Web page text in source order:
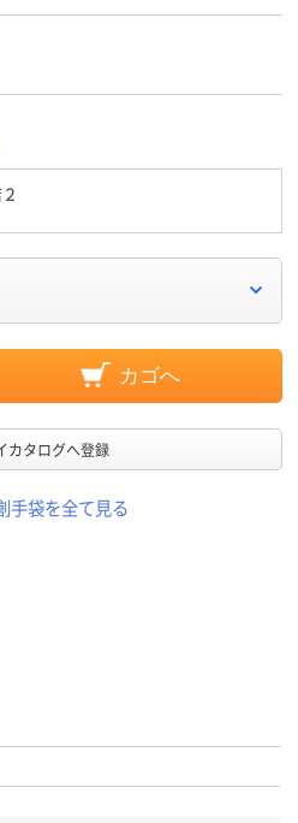
カゴへ
カタログへ登録
手袋を全て見る